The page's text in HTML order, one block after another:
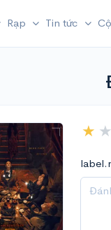
Rạp Tin tức